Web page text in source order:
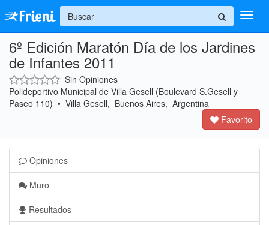
Ingresar
Inicio
Ayuda
+
6º Edición Maratón Día de los Jardines
de Infantes 2011
Sin Opiniones
Polideportivo Municipal de Villa Gesell (Boulevard S.Gesell y
Paseo 110) • Villa Gesell, Buenos Aires, Argentina
Favorito
Opiniones
Muro
Resultados